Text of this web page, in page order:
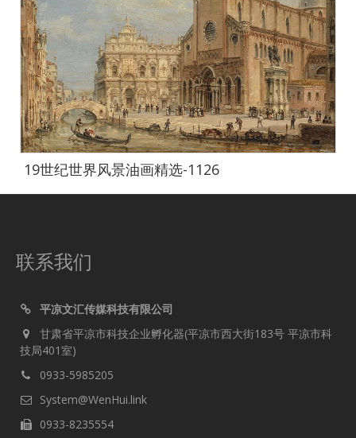
19世纪世界风景油画精选-1126
联系我们
平凉文汇传媒科技有限公司
甘肃省平凉市科技企业孵化器(平凉市西大街183号 平凉市科
技局401室)
0933-5985205
System@WenHui.link
0933-8235554